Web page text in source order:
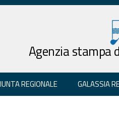
Agenzia stampa
REGIONALE GALASSIA